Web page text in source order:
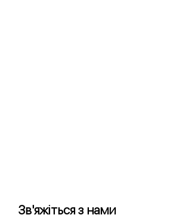
Зв'яжіться з нами